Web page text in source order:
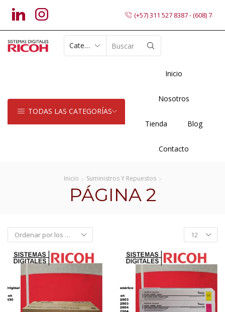
(+57) 311 527 8387 - (608)
SEARCH
TODAS LAS CATEGORÍAS
Inicio
Nosotros
Tienda Blog
Contacto
Inicio Suministros Y Repuestos
PÁGINA 2
Products
per